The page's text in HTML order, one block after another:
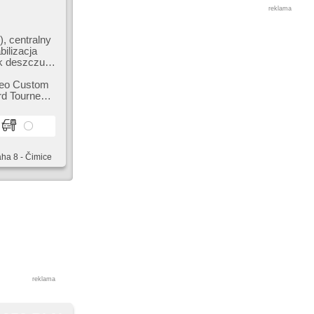
centralny
deszczu,
relingi
Custom
8 - Čimice
reklama
reklama